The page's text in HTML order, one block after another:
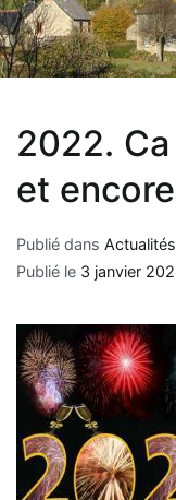
2022.
et
Publié dans Actualités
Publié le 3 janvier